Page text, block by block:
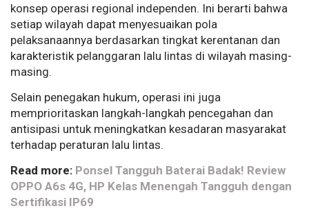
konsep operasi regional independen. Ini berarti bahwa
setiap wilayah dapat menyesuaikan pola
pelaksanaannya berdasarkan tingkat kerentanan dan
karakteristik pelanggaran lalu lintas di wilayah masing-
masing.
Selain penegakan hukum, operasi ini juga
memprioritaskan langkah-langkah pencegahan dan
antisipasi untuk meningkatkan kesadaran masyarakat
terhadap peraturan lalu lintas.
Read more: Ponsel Tangguh Baterai Badak! Review
OPPO A6s 4G, HP Kelas Menengah Tangguh dengan
Sertifikasi IP69